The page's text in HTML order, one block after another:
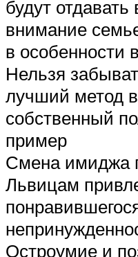
будут
внимание
в особенности
Нельзя
лучший метод
собственный
пример
Смена имиджа
Львицам
Остроумие и